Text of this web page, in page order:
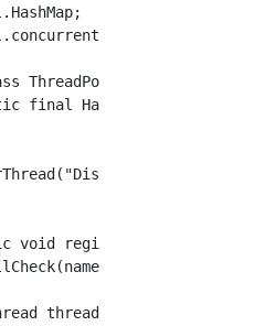
ThreadPool {
final HashMap<String,
void registerThread(String
thread = new